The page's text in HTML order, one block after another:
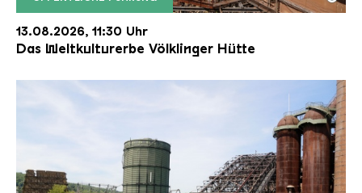
Der Erzschrägaufzug der Völklinger Hütte mit
Copyright: Weltkulturerbe Völklinger Hütte | Karl
13.08.2026, 11:30 Uhr
Das Weltkulturerbe Völklinger Hütte